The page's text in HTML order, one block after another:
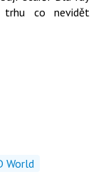
trhu co nevidět
World